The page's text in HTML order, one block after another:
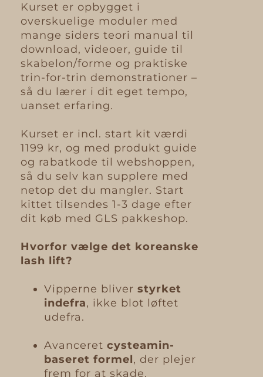
Kurset er opbygget i
overskuelige moduler med
mange siders teori manual til
download, videoer, guide til
skabelon/forme og praktiske
trin-for-trin demonstrationer –
så du lærer i dit eget tempo,
uanset erfaring.
Kurset er incl. start kit værdi
1199 kr, og med produkt guide
og rabatkode til webshoppen,
så du selv kan supplere med
netop det du mangler. Start
kittet tilsendes 1-3 dage efter
dit køb med GLS pakkeshop.
Hvorfor vælge det koreanske
lash lift?
Vipperne bliver styrket
indefra, ikke blot løftet
udefra.
Avanceret cysteamin-
baseret formel, der plejer
frem for at skade.